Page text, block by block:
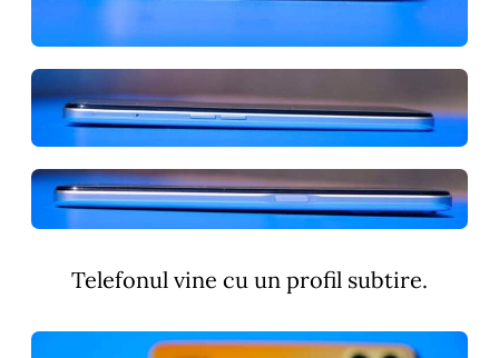
Telefonul vine cu un profil subtire.